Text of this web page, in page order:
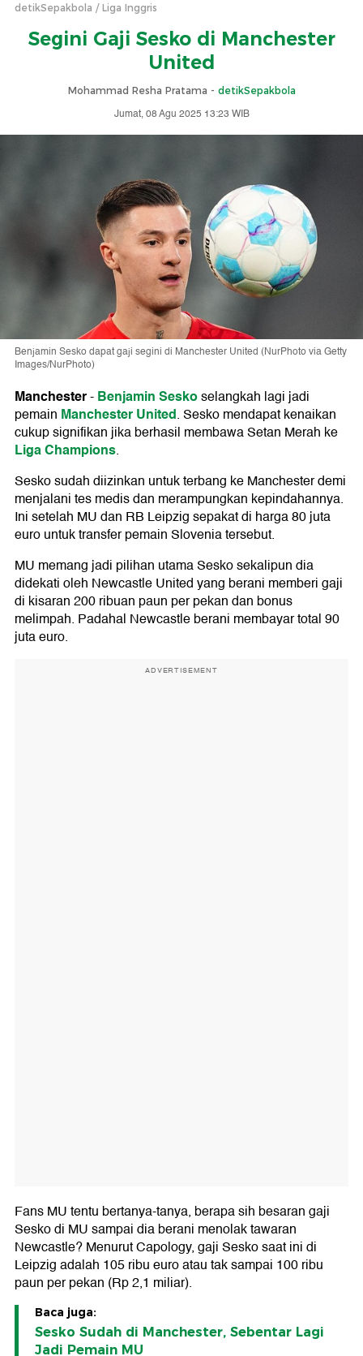
detikSepakbola Liga Inggris
Segini Gaji Sesko di Manchester
United
Mohammad Resha Pratama - detikSepakbola
Jumat, 08 Agu 2025 13:23 WIB
Benjamin Sesko dapat gaji segini di Manchester United (NurPhoto via Getty
Images/NurPhoto)
Manchester-Benjamin Seskoselangkah lagi jadi
pemain Manchester United. Sesko mendapat kenaikan
cukup signifikan jika berhasil membawa Setan Merah ke
Liga Champions.
Sesko sudah diizinkan untuk terbang ke Manchester demi
menjalani tes medis dan merampungkan kepindahannya.
Ini setelah MU dan RB Leipzig sepakat di harga 80 juta
euro untuk transfer pemain Slovenia tersebut.
MU memang jadi pilihan utama Sesko sekalipun dia
didekati oleh Newcastle United yang berani memberi gaji
di kisaran 200 ribuan paun per pekan dan bonus
melimpah. Padahal Newcastle berani membayar total 90
juta euro.
ADVERTISEMENT
Fans MU tentu bertanya-tanya, berapa sih besaran gaji
Sesko di MU sampai dia berani menolak tawaran
Newcastle? Menurut Capology, gaji Sesko saat ini di
Leipzig adalah 105 ribu euro atau tak sampai 100 ribu
paun per pekan (Rp 2,1 miliar).
Baca juga:
Sesko Sudah di Manchester, Sebentar Lagi
Jadi Pemain MU